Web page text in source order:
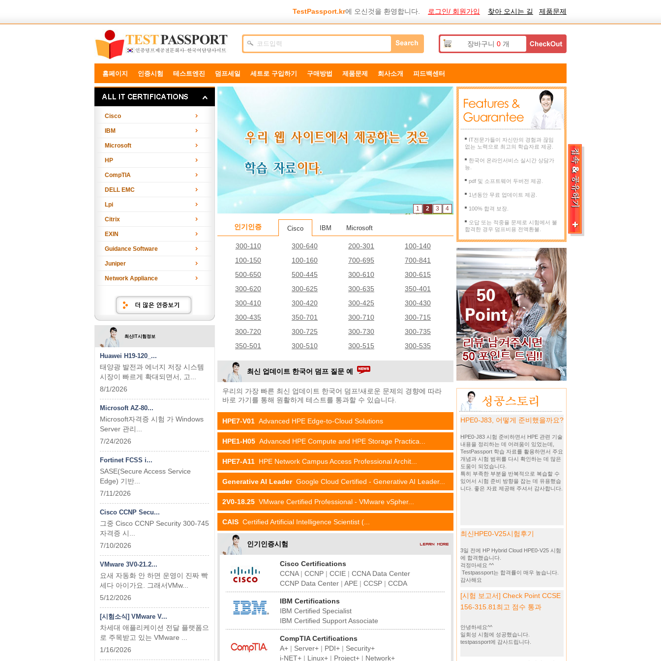
TestPassport.kr에 오신것을 환영합니다. 로그인/ 회원가입 찾아 오시는 길 제품문제
장바구니 0개
홈페이지 인증시험 테스트엔진 덤프세일 세트로 구입하기 구매방법 제품문제 희사소개 피드백센터
Cisco
IBM
Microsoft
HP
CompTIA
DELL EMC
Lpi
Citrix
EXIN
Guidance Software
Juniper
Network Appliance
최신IT시험정보
Huawei H19-120_...
태양광 발전과 에너지 저장 시스템
시장이 빠르게 확대되면서, 고...
8/1/2026
Microsoft AZ-80...
Microsoft자격증 시험 가 Windows
Server 관리...
7/24/2026
Fortinet FCSS i...
SASE(Secure Access Service
Edge) 기반...
7/11/2026
Cisco CCNP Secu...
그중 Cisco CCNP Security 300-745
자격증 시...
7/10/2026
VMware 3V0-21.2...
요새 자동화 안 하면 운영이 진짜 빡
세다 아이가요. 그래서VMw...
5/12/2026
[시험소식] VMware V...
차세대 애플리케이션 전달 플랫폼으
로 주목받고 있는 VMware ...
1/16/2026
1 2 3 4
인기인증 Cisco IBM Microsoft
300-110 300-640 200-301
100-140
100-150
100-160 700-695
700-841
500-650
500-445 300-610
300-615
300-620
300-625 300-635
350-401
300-410
300-420 300-425
300-430
300-435
350-701 300-710
300-715
300-720
300-725 300-730
300-735
350-501
300-510 300-515 300-535
최신 업데이트 한국어 덤프 질문 예
우리의 가장 빠른 최신 업데이트 한국어 덤프!새로운 문제의 경향에 따라
바로 가기를 통해 원활하게 테스트를 통과할 수 있습니다.
HPE7-V01 Advanced HPE Edge-to-Cloud Solutions
HPE1-H05 Advanced HPE Compute and HPE Storage Practica...
HPE7-A11 HPE Network Campus Access Professional Archit...
Generative AI Leader Google Cloud Certified - Generative AI Leader...
2V0-18.25 VMware Certified Professional - VMware vSpher...
CAIS Certified Artificial Intelligence Scientist (...
인기인증시험
Cisco Certifications
CCNA| CCNP | CCIE | CCNA Data Center
CCNP Data Center | APE | CCSP | CCDA
IBM Certifications
IBM Certified Specialist
IBM Certified Support Associate
CompTIA Certifications
A+ | Server+ | PDI+ | Security+
i-NET+ | Linux+ | Project+ | Network+
IT전문가들이 자신만의 경험과 끊임
없는 노력으로 최고의 학습자료 제공.
한국어 온라인서비스 실시간 상담가
능.
pdf 및 소프트웨어 두버전 제공.
1년동안 무료 업데이트 제공.
100% 합격 보장.
오답 또는 적중율 문제로 시험에서 불
합격한 경우 덤프비용 전액환불.
HPE0-J83, 어떻게 준비했을까요?
HPE0-J83 시험 준비하면서 HPE 관련 기술
내용을 정리하는 데 어려움이 있었는데,
TestPassport 학습 자료를 활용하면서 주요
개념과 시험 범위를 다시 확인하는 데 많은
도움이 되었습니다.
특히 부족한 부분을 반복적으로 복습할 수
있어서 시험 준비 방향을 잡는 데 유용했습
니다. 좋은 자료 제공해 주셔서 감사합니다.
최신HPE0-V25시험후기
3일 전에 HP Hybrid Cloud HPE0-V25 시험
에 합격했습니다.
걱정마세요 ^^
Testpassport는 합격률이 매우 높습니다.
감사해요
[시험 보고서] Check Point CCSE
156-315.81최고 점수 통과
안녕하세요^^
일회성 시험에 성공했습니다.
testpassport에 감사드립니다.